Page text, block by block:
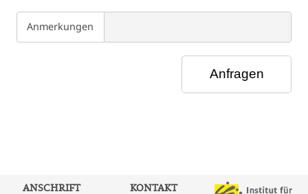
Anmerkungen
ANSCHRIFT KONTAKT